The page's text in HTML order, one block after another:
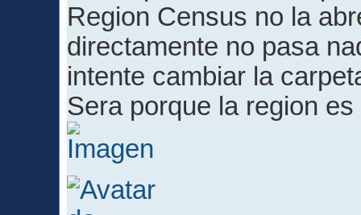
Region Census no la
directamente no pasa
intente cambiar la
Sera porque la region